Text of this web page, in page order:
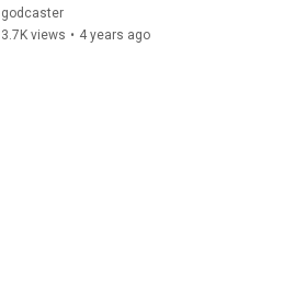
godcaster
3.7K views • 4 years ago